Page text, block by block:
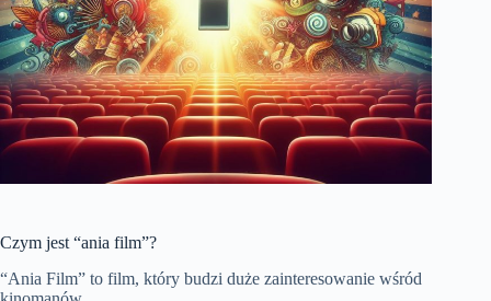
Czym jest “ania film”?
“Ania Film” to film, który budzi duże zainteresowanie wśród